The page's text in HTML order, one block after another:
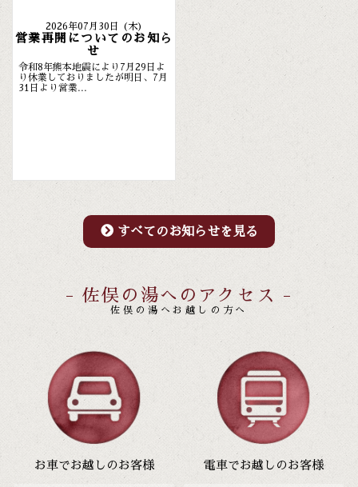
2026年07月30日 (木)
営業再開についてのお知ら
せ
令和8年熊本地震により7月29日よ
り休業しておりましたが明日、7月
31日より営業...
すべてのお知らせを見る
- 佐俣の湯へのアクセス -
佐俣の湯へお越しの方へ
お車でお越しのお客様 電車でお越しのお客様